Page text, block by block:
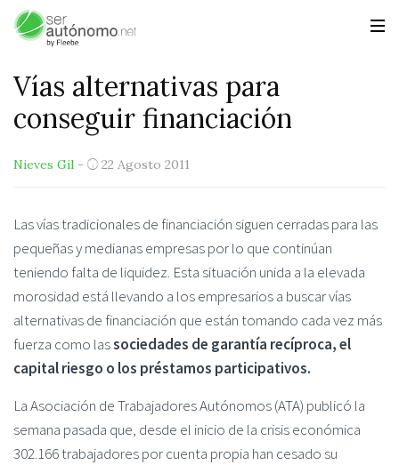
Vías alternativas para
conseguir financiación
Nieves Gil - 22 Agosto 2011
Las vías tradicionales de financiación siguen cerradas para las
pequeñas y medianas empresas por lo que continúan
teniendo falta de liquidez. Esta situación unida a la elevada
morosidad está llevando a los empresarios a buscar vías
alternativas de financiación que están tomando cada vez más
fuerza como lassociedades de garantía recíproca, el
capital riesgo o los préstamos participativos.
La Asociación de Trabajadores Autónomos (ATA) publicó la
semana pasada que, desde el inicio de la crisis económica
302.166 trabajadores por cuenta propia han cesado su